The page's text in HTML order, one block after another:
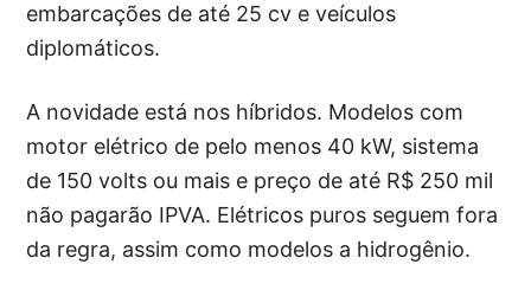
embarcações de até 25 cv e veículos
diplomáticos.
A novidade está nos híbridos. Modelos com
motor elétrico de pelo menos 40 kW, sistema
de 150 volts ou mais e preço de até R$ 250 mil
não pagarão IPVA. Elétricos puros seguem fora
da regra, assim como modelos a hidrogênio.